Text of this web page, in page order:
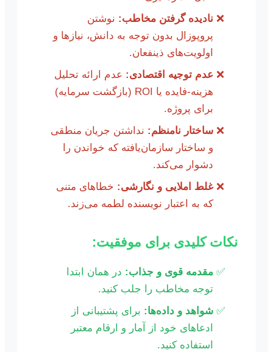
نادیده گرفتن مخاطب:نوشتن
پروپوزال بدون توجه به دانش، نیازها و
اولویت‌های ذینفعان.
عدم توجیه اقتصادی:عدم ارائه تحلیل
هزینه-فایده یا ROI (بازگشت سرمایه)
برای پروژه.
ساختار نامنظم:نداشتن جریان منطقی
و ساختار سازمان‌یافته که خواندن را
دشوار می‌کند.
غلط املایی و نگارشی:خطاهای متنی
که به اعتبار نویسنده لطمه می‌زند.
نکات کلیدی برای موفقیت:
مقدمه قوی و جذاب:در همان ابتدا
توجه مخاطب را جلب کنید.
شواهد و داده‌ها:برای پشتیبانی از
ادعاهای خود از آمار و ارقام معتبر
استفاده کنید.